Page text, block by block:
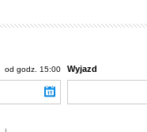
od godz. 15:00 Wyjazd